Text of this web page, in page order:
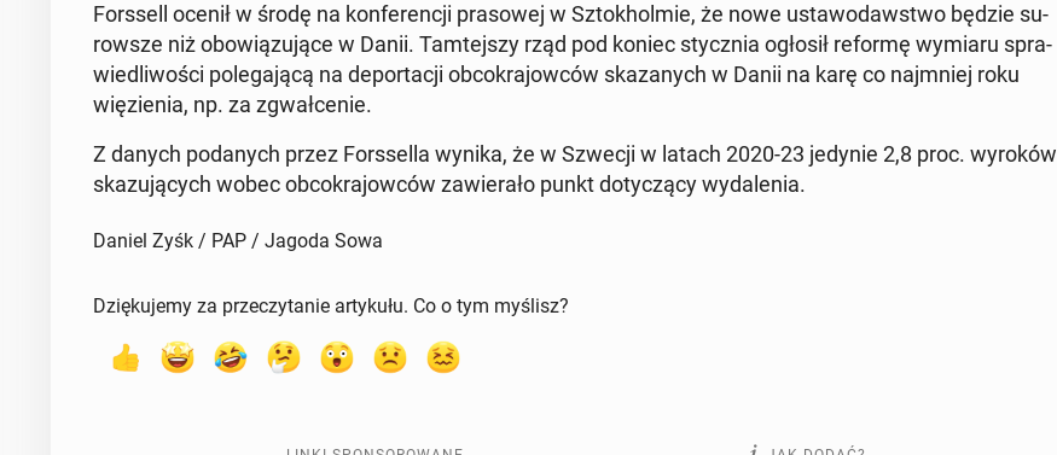
Fors­sell ocenił w środę na kon­fe­ren­cji pra­so­wej w Sztok­hol­mie, że nowe usta­wo­daw­stwo będzie su­
row­sze niż obo­wią­zu­ją­ce w Danii. Tam­tej­szy rząd pod koniec stycz­nia ogłosił reformę wymiaru spra­
wie­dli­wo­ści po­le­ga­ją­cą na de­por­ta­cji ob­co­kra­jow­ców ska­za­nych w Danii na karę co naj­mniej roku
wię­zie­nia, np. za zgwał­ce­nie.
Z danych po­da­nych przez Fors­sel­la wynika, że w Szwecji w latach 2020-23 jedynie 2,8 proc. wyroków
ska­zu­ją­cych wobec ob­co­kra­jow­ców za­wie­ra­ło punkt do­ty­czą­cy wy­da­le­nia.
Daniel Zyśk / PAP / Jagoda Sowa
Dziękujemy za przeczytanie artykułu. Co o tym myślisz?